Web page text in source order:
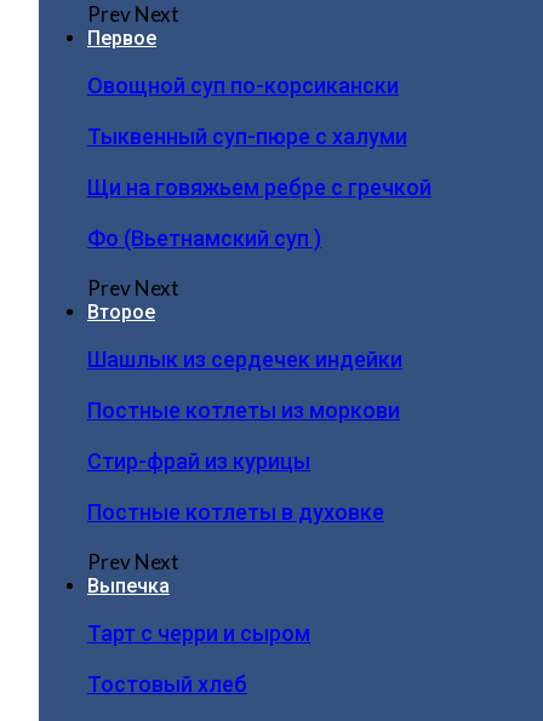
PrevNext
Первое
Овощной суп по-корсикански
Тыквенный суп-пюре с халуми
Щи на говяжьем ребре с гречкой
Фо (Вьетнамский суп )
PrevNext
Второе
Шашлык из сердечек индейки
Постные котлеты из моркови
Стир-фрай из курицы
Постные котлеты в духовке
PrevNext
Выпечка
Тарт с черри и сыром
Тостовый хлеб